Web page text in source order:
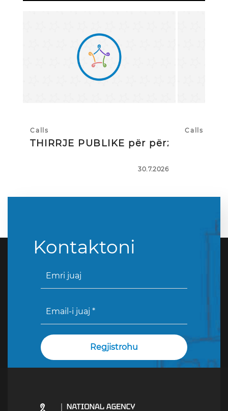
Calls
THIRRJE PUBLIKE për përzgjedhj
30.7.2026
Calls
Kontaktoni